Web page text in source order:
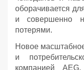
оборачивается
и совершенно
потерями.
Новое
и
компанией